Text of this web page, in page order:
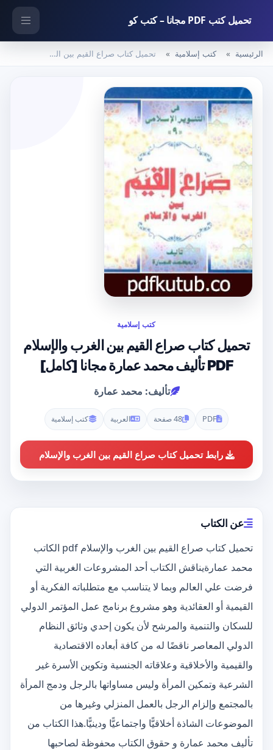
تحميل كتب PDF مجانا – كتب كو
الرئيسية كتب إسلامية تحميل كتاب صراع القيم بين الغرب والإسلام PDF تأليف محمد عمارة مجانا [كامل]
كتب إسلامية
تحميل كتاب صراع القيم بين الغرب والإسلام
PDF تأليف محمد عمارة مجانا [كامل]
تأليف: محمد عمارة
PDF 48 صفحة العربية كتب إسلامية
رابط تحميل كتاب صراع القيم بين الغرب والإسلام
عن الكتاب
تحميل كتاب صراع القيم بين الغرب والإسلام pdf الكاتب
محمد عمارةيناقش الكتاب أحد المشروعات الغربية التي
فرضت علي العالم وبما لا يتناسب مع متطلباته الفكرية أو
القيمية أو العقائدية وهو مشروع برنامج عمل المؤتمر الدولي
للسكان والتنمية والمرشح لأن يكون إحدي وثائق النظام
الدولي المعاصر ناقضًا له من كافة أبعاده الاقتصادية
والقيمية والأخلاقية وعلاقاته الجنسية وتكوين الأسرة غير
الشرعية وتمكين المرأة وليس مساواتها بالرجل ودمج المرأة
بالمجتمع وإلزام الرجل بالعمل المنزلي وغيرها من
الموضوعات الشاذة أخلاقيًّا واجتماعيًّا ودينيًّا.هذا الكتاب من
تأليف محمد عمارة و حقوق الكتاب محفوظة لصاحبها